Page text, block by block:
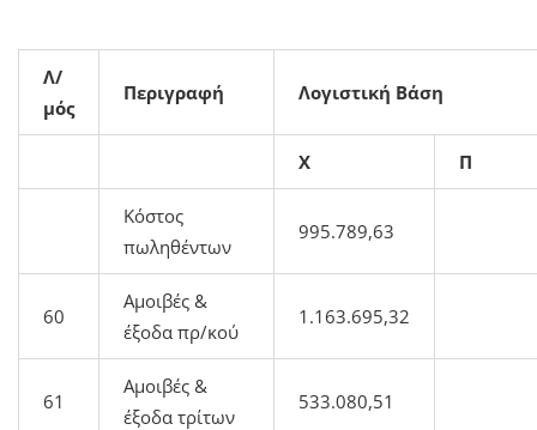
Λ/
μός
Περιγραφή Λογιστική Βάση
X Π
Κόστος
πωληθέντων
995.789,63
60
Αμοιβές &
έξοδα πρ/κού
1.163.695,32
61
Αμοιβές &
έξοδα τρίτων
533.080,51